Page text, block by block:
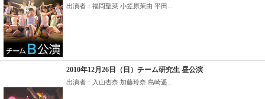
出演者：福岡聖菜 小笠原茉由 平田...
2010年12月26日（日）チーム研究生 昼公演
出演者：入山杏奈 加藤玲奈 島崎遥...